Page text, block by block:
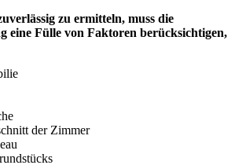
zu ermitteln, muss die
eine Fülle von Faktoren berücksichtigen,
der Zimmer